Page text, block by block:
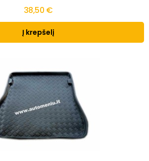
38,50 €
Į krepšelį